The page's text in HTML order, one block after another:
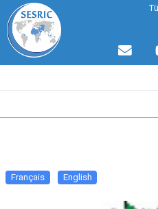
English
Français